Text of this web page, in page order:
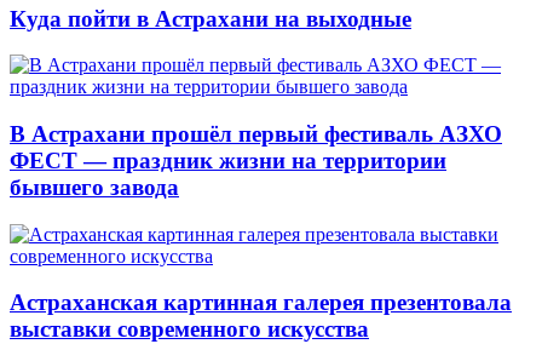
Куда пойти в Астрахани на выходные
В Астрахани прошёл первый фестиваль АЗХО
ФЕСТ — праздник жизни на территории
бывшего завода
Астраханская картинная галерея презентовала
выставки современного искусства